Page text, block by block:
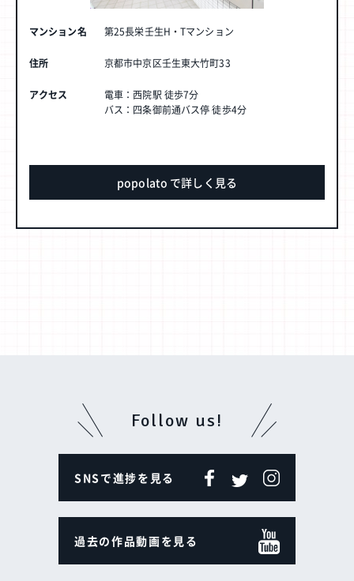
マンション名 第25長栄壬生H・Tマンション
住所 京都市中京区壬生東大竹町33
アクセス
電車：西院駅 徒歩7分
バス：四条御前通バス停 徒歩4分
popolato で詳しく見る
Follow us!
SNSで進捗を見る
過去の作品動画を見る